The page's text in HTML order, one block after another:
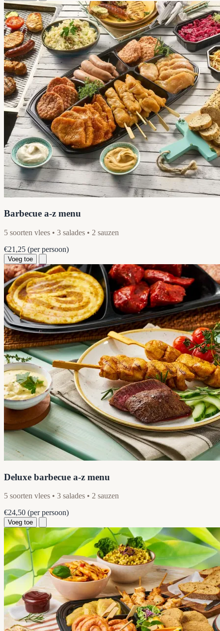
Barbecue a-z menu
5 soorten vlees • 3 salades • 2 sauzen
€21,25 (per persoon)
Voeg toe
Deluxe barbecue a-z menu
5 soorten vlees • 3 salades • 2 sauzen
€24,50 (per persoon)
Voeg toe